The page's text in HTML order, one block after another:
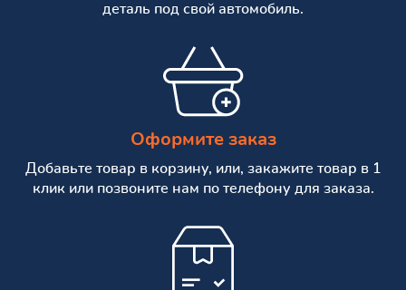
деталь под свой автомобиль.
Оформите заказ
Добавьте товар в корзину, или, закажите товар в 1
клик или позвоните нам по телефону для заказа.